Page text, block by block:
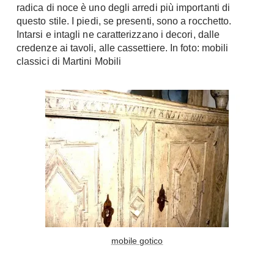
Armadi
Armadio ante Battenti
Armadi ante
Cabine Armadio
Armadi su misura
Armadi Angolo
I consigli sugli armadi
Camerette
Camerette Ragazzi
Camerette Bambini
Letti a Castello
Console
Porte
Porte Scorrevoli
Portoni
Maniglie
Finestre
Finestre Pvc
Finestre Alluminio
Finestre Legno
radica di noce è uno degli arredi più importanti di
questo stile. I piedi, se presenti, sono a rocchetto.
Intarsi e intagli ne caratterizzano i decori, dalle
credenze ai tavoli, alle cassettiere. In foto: mobili
classici di Martini Mobili
mobile gotico